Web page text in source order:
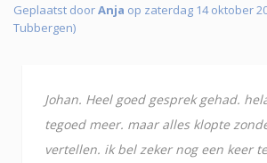
Geplaatst doorAnja op zaterdag 14 oktober
Tubbergen)
Johan. Heel goed gesprek gehad.
tegoed meer. maar alles klopte
vertellen. ik bel zeker nog een keer